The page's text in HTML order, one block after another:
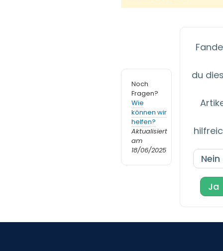
Noch
Fragen?
Wie
können wir
helfen?
Aktualisiert
am
18/06/2025
du
Nein
Ja